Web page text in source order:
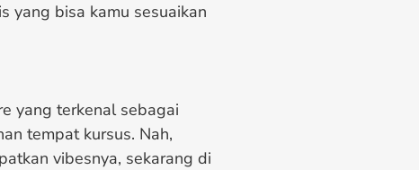
yang bisa kamu sesuaikan
yang terkenal sebagai
tempat kursus. Nah,
vibesnya, sekarang di